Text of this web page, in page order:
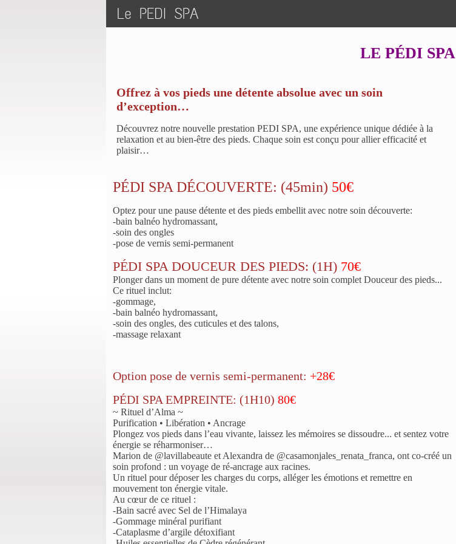
Le PEDI SPA
LE PÉDI SPA
Offrez à vos pieds une détente absolue avec un soin
d’exception…
Découvrez notre nouvelle prestation PEDI SPA, une expérience unique dédiée à la
relaxation et au bien-être des pieds. Chaque soin est conçu pour allier efficacité et
plaisir…
PÉDI SPA DÉCOUVERTE: (45min) 50€
Optez pour une pause détente et des pieds embellit avec notre soin découverte:
-bain balnéo hydromassant,
-soin des ongles
-pose de vernis semi-permanent
PÉDI SPA DOUCEUR DES PIEDS: (1H) 70€
Plonger dans un moment de pure détente avec notre soin complet Douceur des pieds...
Ce rituel inclut:
-gommage,
-bain balnéo hydromassant,
-soin des ongles, des cuticules et des talons,
-massage relaxant
Option pose de vernis semi-permanent: +28€
PÉDI SPA EMPREINTE: (1H10) 80€
~ Rituel d’Alma ~
Purification • Libération • Ancrage
Plongez vos pieds dans l’eau vivante, laissez les mémoires se dissoudre... et sentez votre
énergie se réharmoniser…
Marion de @lavillabeaute et Alexandra de @casamonjales_renata_franca, ont co-créé un
soin profond : un voyage de ré-ancrage aux racines.
Un rituel pour déposer les charges du corps, alléger les émotions et remettre en
mouvement ton énergie vitale.
Au cœur de ce rituel :
-Bain sacré avec Sel de l’Himalaya
-Gommage minéral purifiant
-Cataplasme d’argile détoxifiant